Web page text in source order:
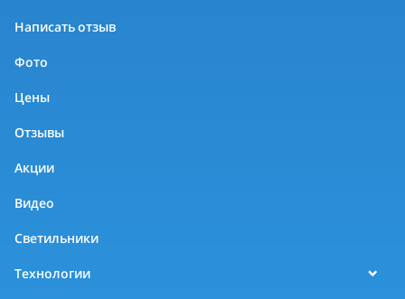
Написать отзыв
Фото
Цены
Отзывы
Акции
Видео
Светильники
Технологии